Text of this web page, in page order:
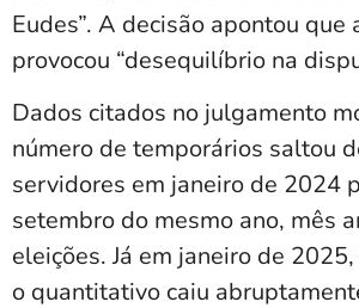
Eudes”. A decisão apontou que
provocou “desequilíbrio na
Dados citados no julgamento
número de temporários saltou
servidores em janeiro de 2024
setembro do mesmo ano, mês
eleições. Já em janeiro de
o quantitativo caiu